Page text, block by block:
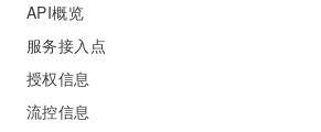
API概览
服务接入点
授权信息
流控信息
精选产品
计算
精选解决方案
互联网应用开发